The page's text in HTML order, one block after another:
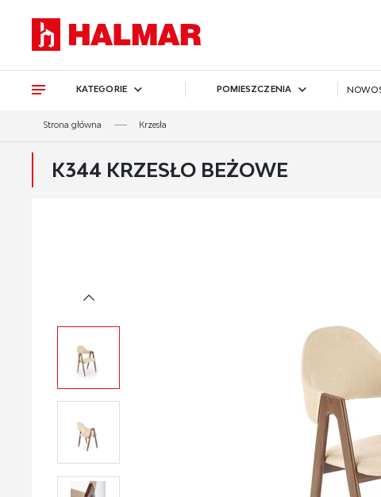
KATEGORIE POMIESZCZENIA
Strona główna Krzesła
K344 KRZESŁO BEŻOWE